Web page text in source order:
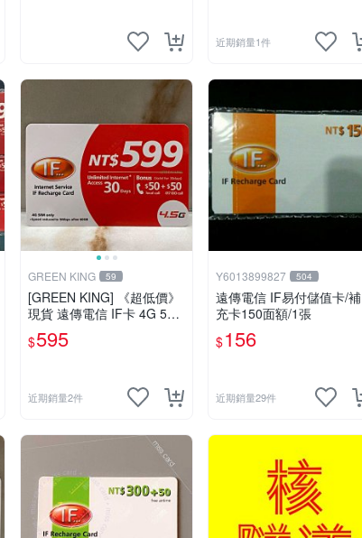
近期銷量1件
GREEN KING 59
[GREEN KING] 《超低價》
現貨 遠傳電信 IF卡 4G 599
30天網路吃到飽 儲值卡 網
卡 網路儲值卡 上網卡
$595
近期銷量2件
Y6013899827 504
遠傳電信 IF易付儲值卡/補
充卡150面額/1張
$156
近期銷量29件